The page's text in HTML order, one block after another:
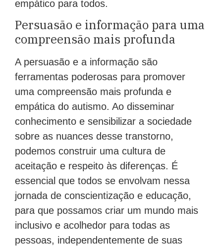
empático para todos.
Persuasão e informação para uma
compreensão mais profunda
A persuasão e a informação são
ferramentas poderosas para promover
uma compreensão mais profunda e
empática do autismo. Ao disseminar
conhecimento e sensibilizar a sociedade
sobre as nuances desse transtorno,
podemos construir uma cultura de
aceitação e respeito às diferenças. É
essencial que todos se envolvam nessa
jornada de conscientização e educação,
para que possamos criar um mundo mais
inclusivo e acolhedor para todas as
pessoas, independentemente de suas